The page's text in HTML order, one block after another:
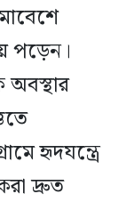
পড়েন।
অবস্থার
হৃদযন্ত্রে
দ্রুত